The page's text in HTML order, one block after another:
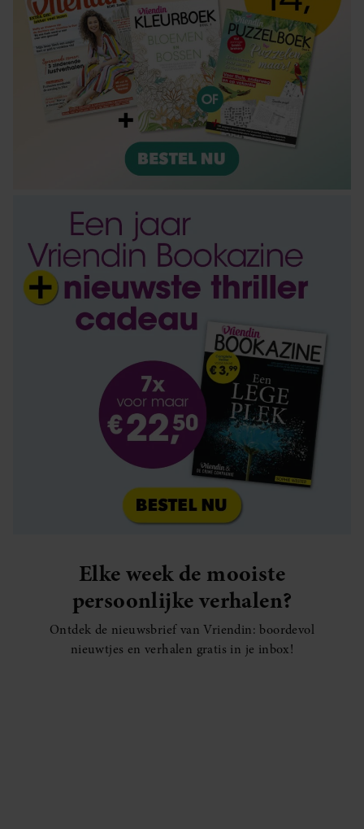
Elke week de mooiste
persoonlijke verhalen?
Ontdek de nieuwsbrief van Vriendin: boordevol
nieuwtjes en verhalen gratis in je inbox!